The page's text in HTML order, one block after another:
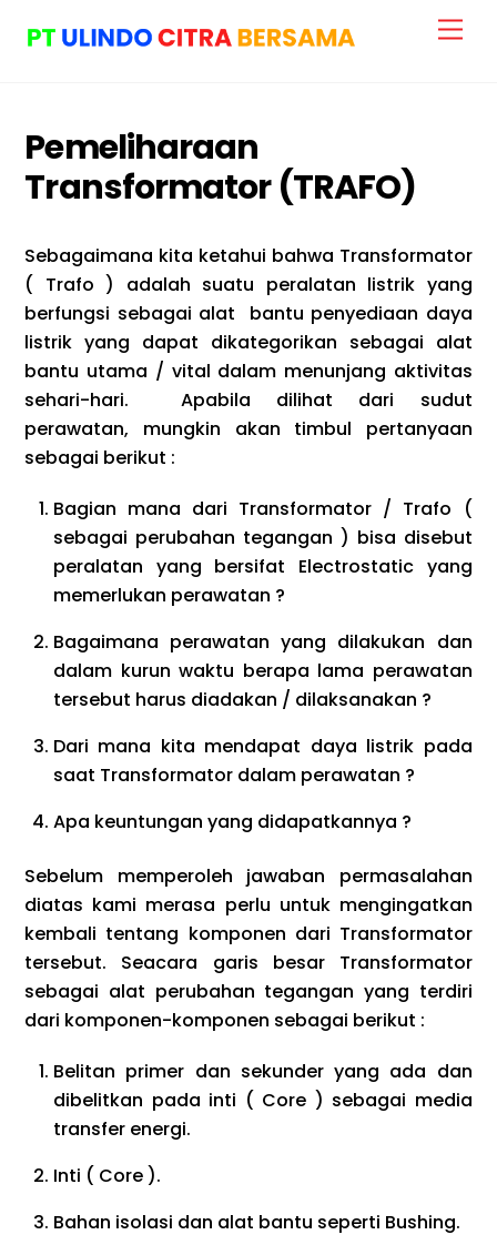
Pemeliharaan
Transformator (TRAFO)
Sebagaimana kita ketahui bahwa Transformator
( Trafo ) adalah suatu peralatan listrik yang
berfungsi sebagai alat bantu penyediaan daya
listrik yang dapat dikategorikan sebagai alat
bantu utama / vital dalam menunjang aktivitas
sehari-hari. Apabila dilihat dari sudut
perawatan, mungkin akan timbul pertanyaan
sebagai berikut :
Bagian mana dari Transformator / Trafo (
sebagai perubahan tegangan ) bisa disebut
peralatan yang bersifat Electrostatic yang
memerlukan perawatan ?
Bagaimana perawatan yang dilakukan dan
dalam kurun waktu berapa lama perawatan
tersebut harus diadakan / dilaksanakan ?
Dari mana kita mendapat daya listrik pada
saat Transformator dalam perawatan ?
Apa keuntungan yang didapatkannya ?
Sebelum memperoleh jawaban permasalahan
diatas kami merasa perlu untuk mengingatkan
kembali tentang komponen dari Transformator
tersebut. Seacara garis besar Transformator
sebagai alat perubahan tegangan yang terdiri
dari komponen-komponen sebagai berikut :
Belitan primer dan sekunder yang ada dan
dibelitkan pada inti ( Core ) sebagai media
transfer energi.
Inti ( Core ).
Bahan isolasi dan alat bantu seperti Bushing.